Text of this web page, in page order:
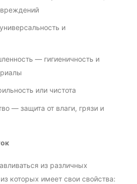
и
— гигиеничность и
или чистота
— защита от влаги, грязи и
из различных
которых имеет свои свойства: